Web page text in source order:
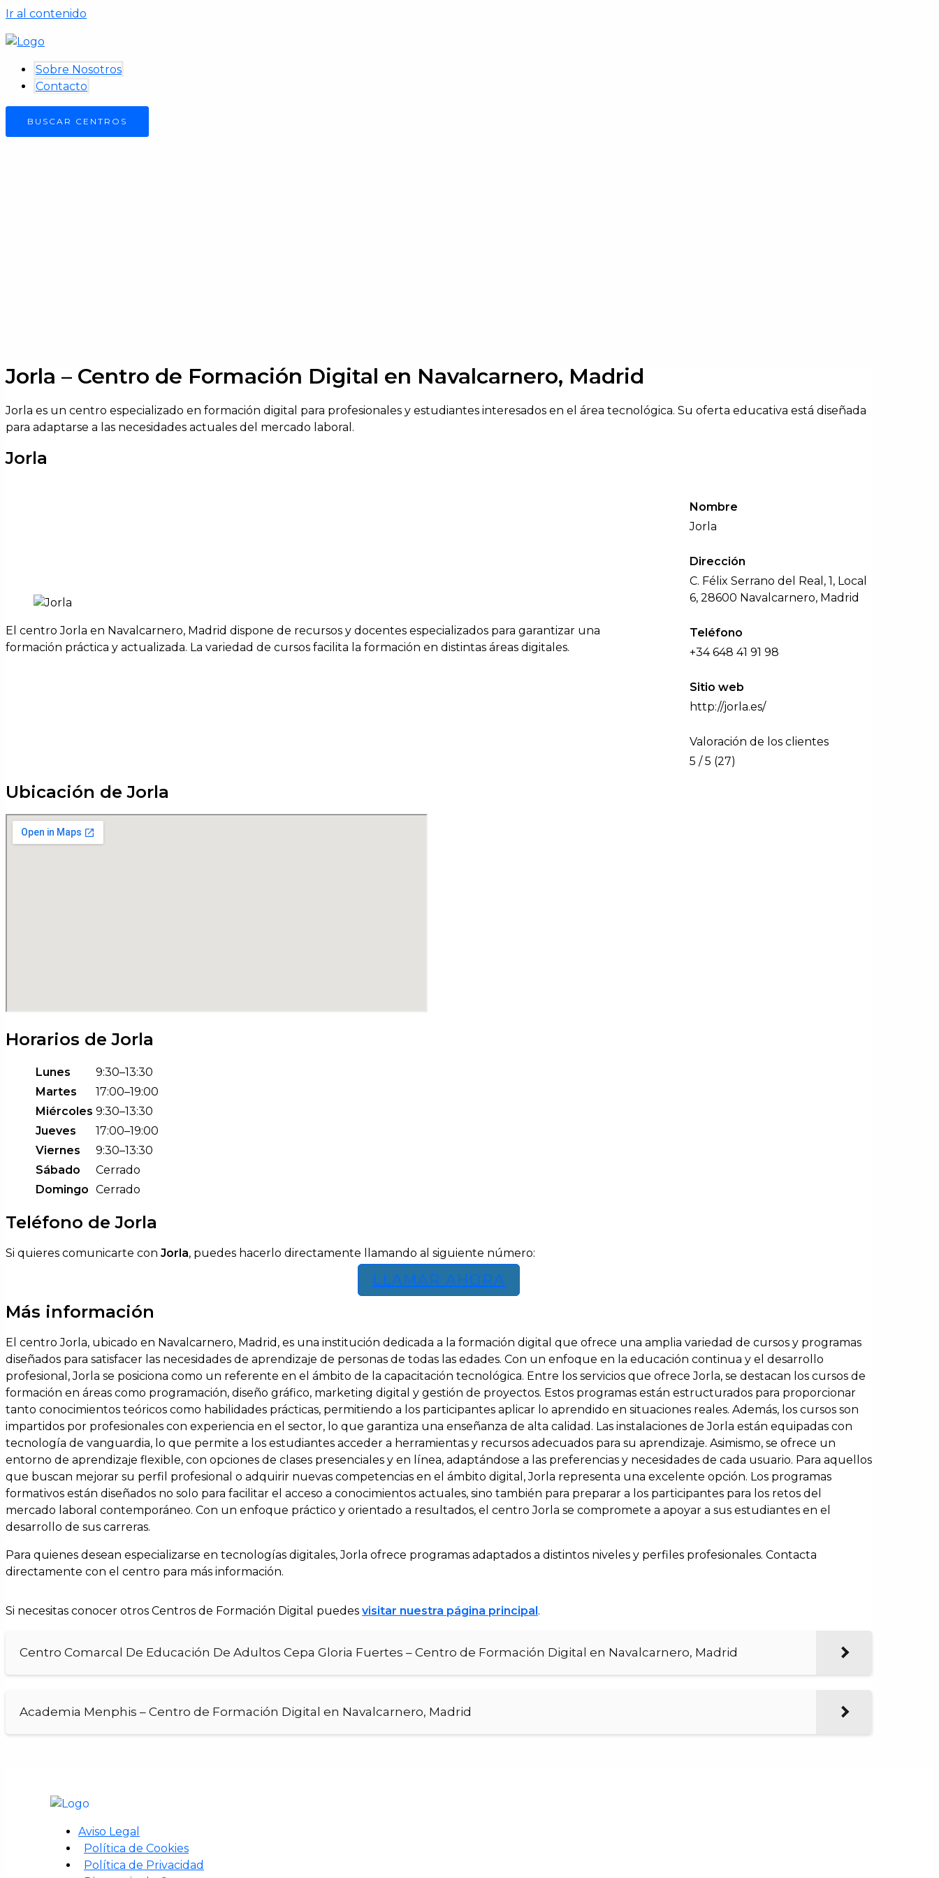
Ir al contenido
Sobre Nosotros
Contacto
BUSCAR CENTROS
Jorla – Centro de Formación Digital en Navalcarnero, Madrid
Jorla es un centro especializado en formación digital para profesionales y estudiantes interesados en el área tecnológica. Su oferta educativa está diseñada
para adaptarse a las necesidades actuales del mercado laboral.
Jorla
El centro Jorla en Navalcarnero, Madrid dispone de recursos y docentes especializados para garantizar una
formación práctica y actualizada. La variedad de cursos facilita la formación en distintas áreas digitales.
Nombre
Jorla
Dirección
C. Félix Serrano del Real, 1, Local
6, 28600 Navalcarnero, Madrid
Teléfono
+34 648 41 91 98
Sitio web
http://jorla.es/
Valoración de los clientes
5 / 5 (27)
Ubicación de Jorla
Horarios de Jorla
Lunes
9:30–13:30
Martes
17:00–19:00
Miércoles 9:30–13:30
Jueves
17:00–19:00
Viernes
9:30–13:30
Sábado
Cerrado
Domingo Cerrado
Teléfono de Jorla
Si quieres comunicarte con Jorla, puedes hacerlo directamente llamando al siguiente número:
LLAMAR AHORA
Más información
El centro Jorla, ubicado en Navalcarnero, Madrid, es una institución dedicada a la formación digital que ofrece una amplia variedad de cursos y programas
diseñados para satisfacer las necesidades de aprendizaje de personas de todas las edades. Con un enfoque en la educación continua y el desarrollo
profesional, Jorla se posiciona como un referente en el ámbito de la capacitación tecnológica. Entre los servicios que ofrece Jorla, se destacan los cursos de
formación en áreas como programación, diseño gráfico, marketing digital y gestión de proyectos. Estos programas están estructurados para proporcionar
tanto conocimientos teóricos como habilidades prácticas, permitiendo a los participantes aplicar lo aprendido en situaciones reales. Además, los cursos son
impartidos por profesionales con experiencia en el sector, lo que garantiza una enseñanza de alta calidad. Las instalaciones de Jorla están equipadas con
tecnología de vanguardia, lo que permite a los estudiantes acceder a herramientas y recursos adecuados para su aprendizaje. Asimismo, se ofrece un
entorno de aprendizaje flexible, con opciones de clases presenciales y en línea, adaptándose a las preferencias y necesidades de cada usuario. Para aquellos
que buscan mejorar su perfil profesional o adquirir nuevas competencias en el ámbito digital, Jorla representa una excelente opción. Los programas
formativos están diseñados no solo para facilitar el acceso a conocimientos actuales, sino también para preparar a los participantes para los retos del
mercado laboral contemporáneo. Con un enfoque práctico y orientado a resultados, el centro Jorla se compromete a apoyar a sus estudiantes en el
desarrollo de sus carreras.
Para quienes desean especializarse en tecnologías digitales, Jorla ofrece programas adaptados a distintos niveles y perfiles profesionales. Contacta
directamente con el centro para más información.
Si necesitas conocer otros Centros de Formación Digital puedes visitar nuestra página principal.
Centro Comarcal De Educación De Adultos Cepa Gloria Fuertes – Centro de Formación Digital en Navalcarnero, Madrid
Academia Menphis – Centro de Formación Digital en Navalcarnero, Madrid
Aviso Legal
Política de Cookies
Política de Privacidad